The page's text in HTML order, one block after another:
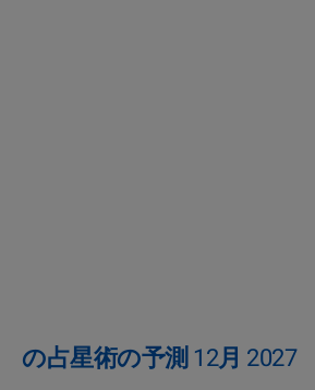
の占星術の予測 12月 2027